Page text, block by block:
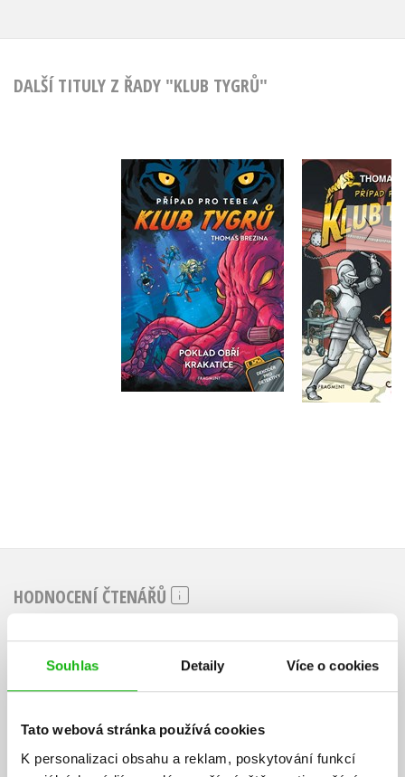
Souhlas Detaily Více o cookies
Tato webová stránka používá cookies
K personalizaci obsahu a reklam, poskytování funkcí
DALŠÍ TITULY Z ŘADY "KLUB TYGRŮ"
Klub Tygrů: Poklad
obří krakatice
Thomas Brezina
Do košíku
249 Kč
199 Kč
Klub
Ukradený
Thomas
Do
199 Kč
HODNOCENÍ ČTENÁŘŮ
Vaše hodnocení
Přihlásit